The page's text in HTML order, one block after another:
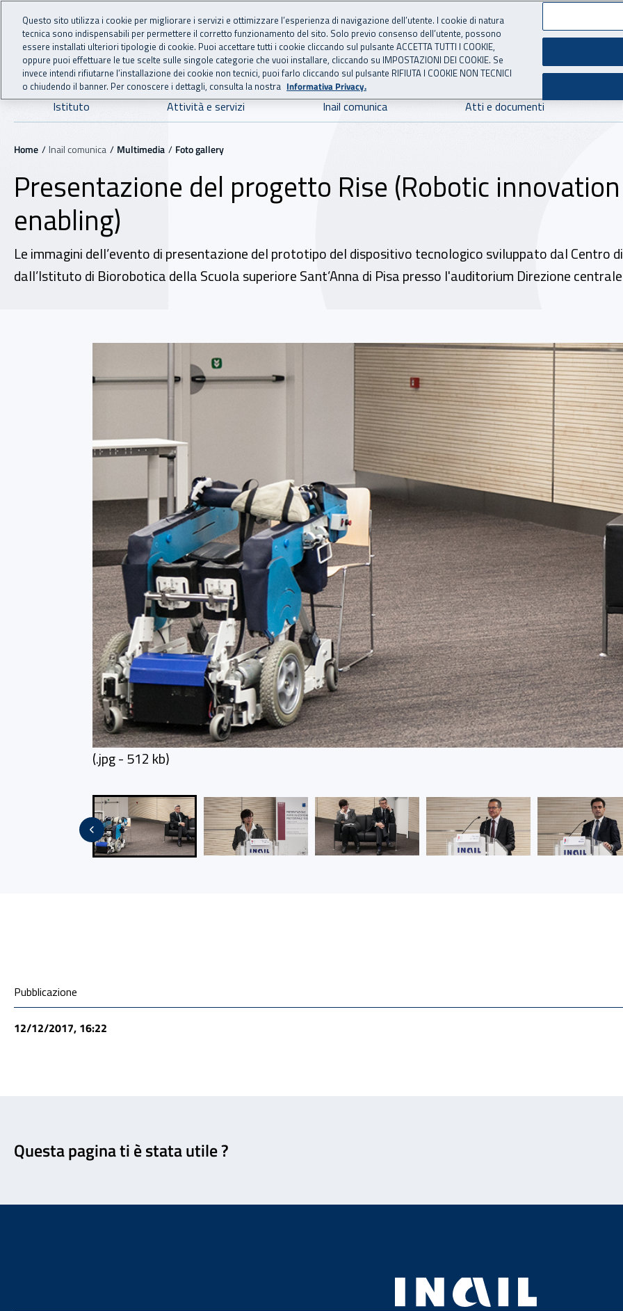
Vai al menu principale
Vai al contenuto principale
INAIL - Istituto Nazionale per l'Assicurazione
Navigazione principale
Istituto Attività e servizi Inail comunica Atti e documenti
Navigazione - Ti trovi in:
Home Inail comunica Multimedia Foto gallery
Presentazione del progetto Rise (Robotic
enabling)
Le immagini dell’evento di presentazione del prototipo del dispositivo tecnologico sviluppato dal Centro
dall’Istituto di Biorobotica della Scuola superiore Sant’Anna di Pisa presso l'auditorium Direzione
(.jpg - 512 kb)
Condivisione social
Pubblicazione
12/12/2017, 16:22
Questa pagina ti è stata utile ?
Questo sito utilizza i cookie per migliorare i servizi e ottimizzare l’esperienza di navigazione dell’utente. I cookie di natura
tecnica sono indispensabili per permettere il corretto funzionamento del sito. Solo previo consenso dell’utente, possono
essere installati ulteriori tipologie di cookie. Puoi accettare tutti i cookie cliccando sul pulsante ACCETTA TUTTI I COOKIE,
oppure puoi effettuare le tue scelte sulle singole categorie che vuoi installare, cliccando su IMPOSTAZIONI DEI COOKIE. Se
invece intendi rifiutarne l’installazione dei cookie non tecnici, puoi farlo cliccando sul pulsante RIFIUTA I COOKIE NON TECNICI
o chiudendo il banner. Per conoscere i dettagli, consulta la nostra Informativa Privacy.